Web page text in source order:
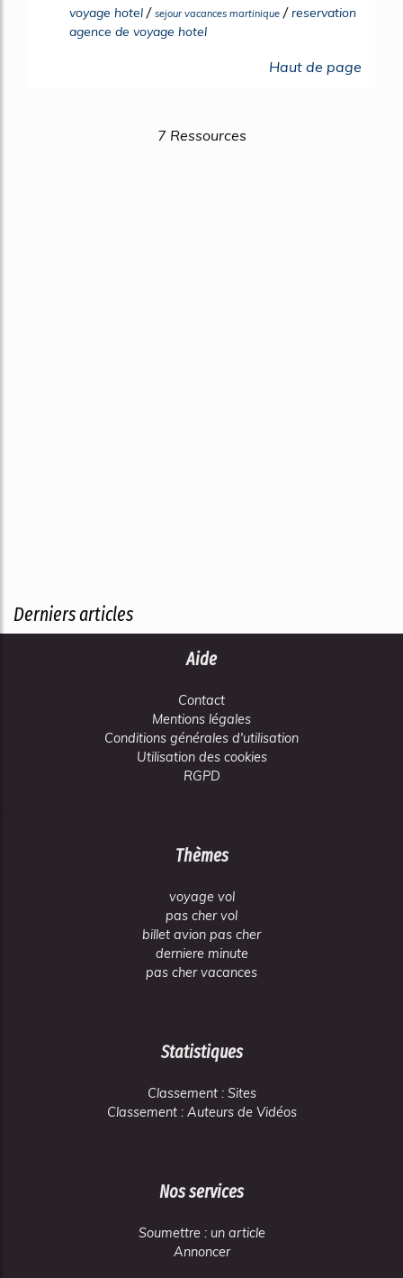
voyage hotel / sejour vacances martinique /reservation
agence de voyage hotel
Haut de page
7 Ressources
Derniers articles
Aide
Contact
Mentions légales
Conditions générales d'utilisation
Utilisation des cookies
RGPD
Thèmes
voyage vol
pas cher vol
billet avion pas cher
derniere minute
pas cher vacances
Statistiques
Classement : Sites
Classement : Auteurs de Vidéos
Nos services
Soumettre : un article
Annoncer